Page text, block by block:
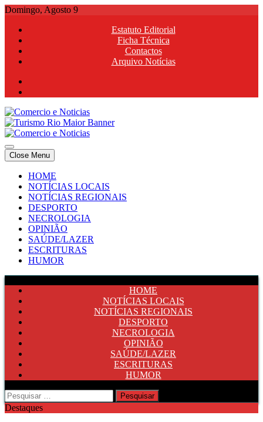
Skip
content
Domingo, Agosto 9
Estatuto Editorial
Ficha Técnica
Contactos
Arquivo Notícias
Comercio e Noticias
Notícias e Publicidade Online
Comercio e Noticias
Notícias e Publicidade Online
Close Menu
HOME
NOTÍCIAS LOCAIS
NOTÍCIAS REGIONAIS
DESPORTO
NECROLOGIA
OPINIÃO
SAÚDE/LAZER
ESCRITURAS
HUMOR
HOME
NOTÍCIAS LOCAIS
NOTÍCIAS REGIONAIS
DESPORTO
NECROLOGIA
OPINIÃO
SAÚDE/LAZER
ESCRITURAS
HUMOR
Pesquisar
por:
Destaques